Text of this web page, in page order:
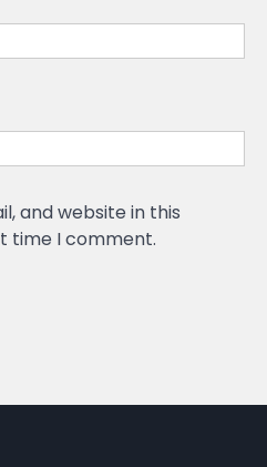
and website in this
time I comment.